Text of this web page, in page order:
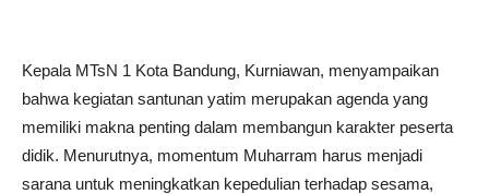
Kepala MTsN 1 Kota Bandung, Kurniawan, menyampaikan
bahwa kegiatan santunan yatim merupakan agenda yang
memiliki makna penting dalam membangun karakter peserta
didik. Menurutnya, momentum Muharram harus menjadi
sarana untuk meningkatkan kepedulian terhadap sesama,